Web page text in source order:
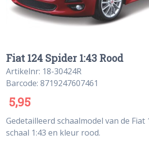
Fiat 124 Spider 1:43 Rood
Artikelnr: 18-30424R
Barcode: 8719247607461
5,95
Gedetailleerd schaalmodel van de Fiat
schaal 1:43 en kleur rood.